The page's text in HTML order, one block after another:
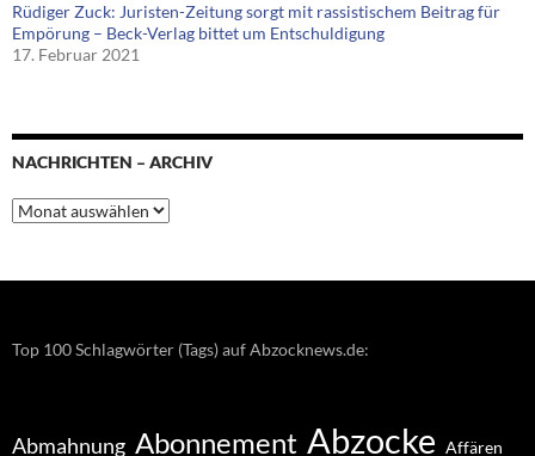
Rüdiger Zuck: Juristen-Zeitung sorgt mit rassistischem Beitrag für
Empörung – Beck-Verlag bittet um Entschuldigung
17. Februar 2021
NACHRICHTEN – ARCHIV
Nachrichten
–
Top 100 Schlagwörter (Tags) auf Abzocknews.de:
Abmahnung Abonnement Abzocke Affären